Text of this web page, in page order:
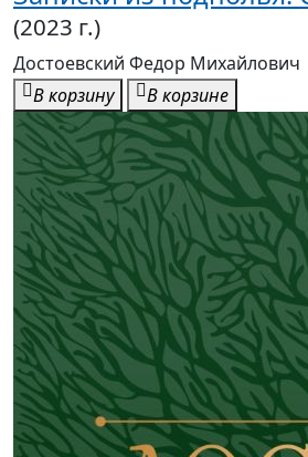
(2023 г.)
Достоевский Федор Михайлович
В корзину
В корзине